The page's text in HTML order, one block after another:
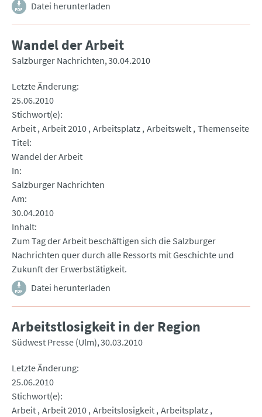
Datei herunterladen
Wandel der Arbeit
Salzburger Nachrichten 30.04.2010
Letzte Änderung
25.06.2010
Stichwort(e)
Arbeit Arbeit 2010 Arbeitsplatz Arbeitswelt Themenseite
Titel
Wandel der Arbeit
In
Salzburger Nachrichten
Am
30.04.2010
Inhalt
Zum Tag der Arbeit beschäftigen sich die Salzburger
Nachrichten quer durch alle Ressorts mit Geschichte und
Zukunft der Erwerbstätigkeit.
Datei herunterladen
Arbeitstlosigkeit in der Region
Südwest Presse (Ulm) 30.03.2010
Letzte Änderung
25.06.2010
Stichwort(e)
Arbeit Arbeit 2010 Arbeitslosigkeit Arbeitsplatz